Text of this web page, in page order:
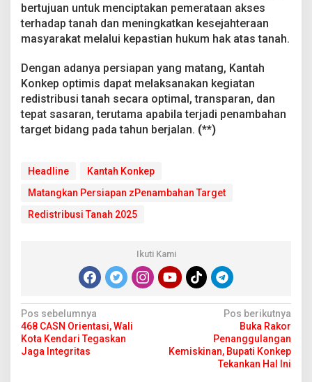
bertujuan untuk menciptakan pemerataan akses
terhadap tanah dan meningkatkan kesejahteraan
masyarakat melalui kepastian hukum hak atas tanah.
Dengan adanya persiapan yang matang, Kantah
Konkep optimis dapat melaksanakan kegiatan
redistribusi tanah secara optimal, transparan, dan
tepat sasaran, terutama apabila terjadi penambahan
target bidang pada tahun berjalan. (**)
Headline
Kantah Konkep
Matangkan Persiapan zPenambahan Target
Redistribusi Tanah 2025
Ikuti Kami
N
a
v
Pos sebelumnya
468 CASN Orientasi, Wali
Kota Kendari Tegaskan
Jaga Integritas
Pos berikutnya
Buka Rakor
Penanggulangan
Kemiskinan, Bupati Konkep
Tekankan Hal Ini